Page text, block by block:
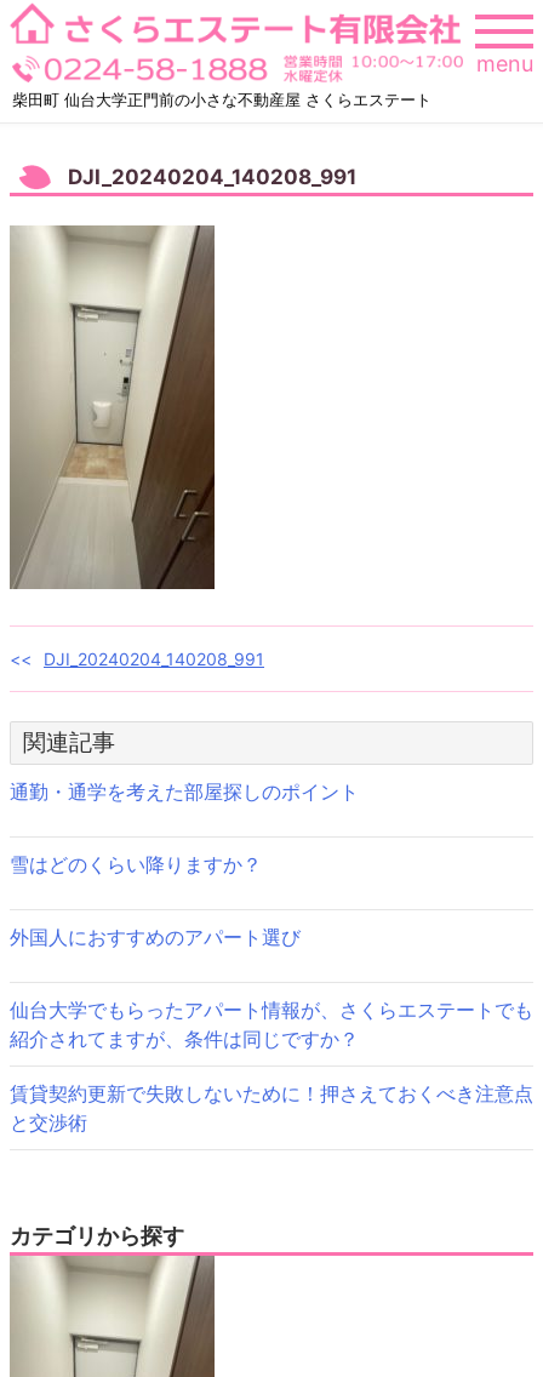
Skip
to
content
柴田町 仙台大学正門前の小さな不動産屋 さくらエステート
menu
DJI_20240204_140208_991
投
ナ
ビ
ゲ
ー
シ
ン
DJI_20240204_140208_991
関連記事
通勤・通学を考えた部屋探しのポイント
雪はどのくらい降りますか？
外国人におすすめのアパート選び
仙台大学でもらったアパート情報が、さくらエステートでも
紹介されてますが、条件は同じですか？
賃貸契約更新で失敗しないために！押さえておくべき注意点
と交渉術
カテゴリから探す